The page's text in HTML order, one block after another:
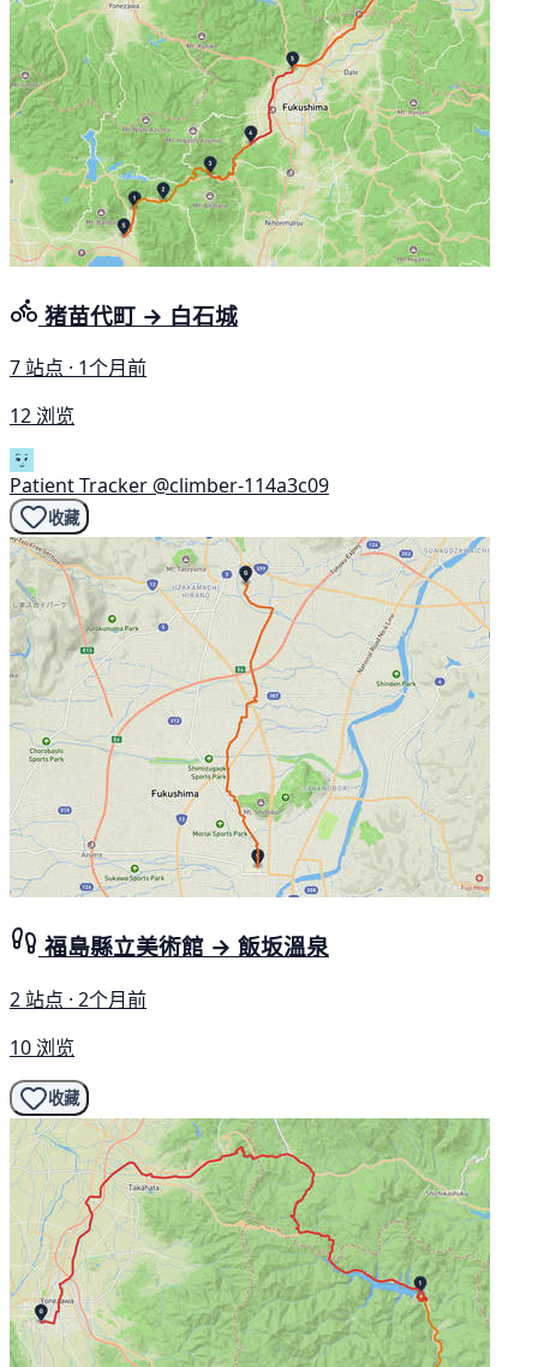
猪苗代町 → 白石城
7 站点 · 1个月前
12 浏览
Patient Tracker @climber-114a3c09
收藏
福島縣立美術館 → 飯坂溫泉
2 站点 · 2个月前
10 浏览
收藏